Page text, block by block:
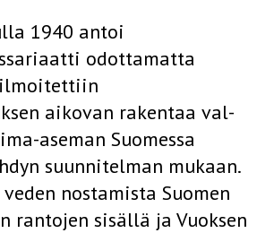
1940 antoi
odottamatta
ilmoitettiin
aikovan rakentaa val­
aseman Suomessa
suunnitel­man mukaan.
nostamista Suomen
rantojen sisällä ja Vuoksen